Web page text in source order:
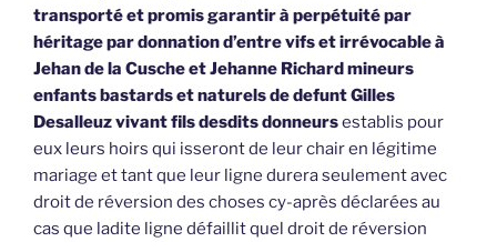
transporté et promis garantir à perpétuité par
héritage par donnation d’entre vifs et irrévocable à
Jehan de la Cusche et Jehanne Richard mineurs
enfants bastards et naturels de defunt Gilles
Desalleuz vivant fils desdits donneursestablis pour
eux leurs hoirs qui isseront de leur chair en légitime
mariage et tant que leur ligne durera seulement avec
droit de réversion des choses cy-après déclarées au
cas que ladite ligne défaillit quel droit de réversion